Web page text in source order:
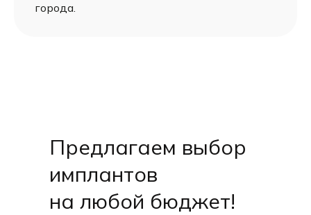
города.
Предлагаем выбор
имплантов
на любой бюджет!